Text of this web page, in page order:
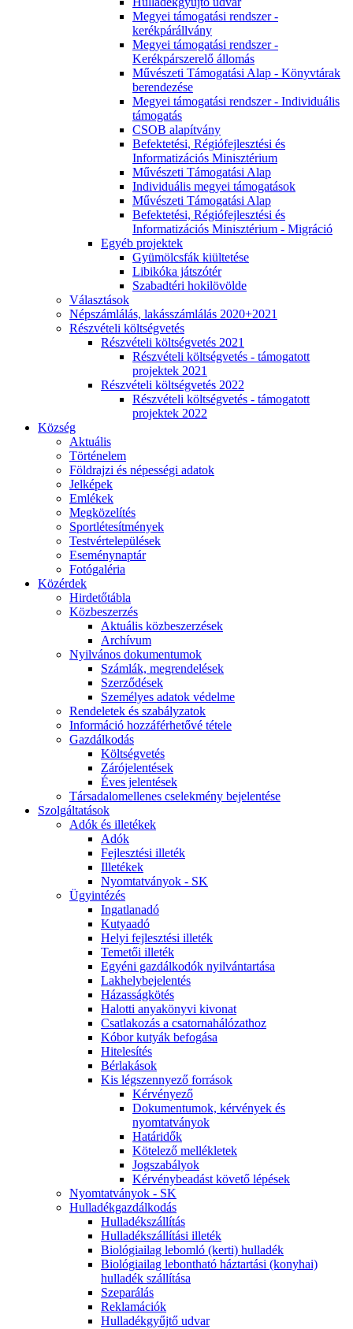
Megyei támogatási rendszer -
kerékpárállvány
Megyei támogatási rendszer -
Kerékpárszerelő állomás
Művészeti Támogatási Alap - Könyvtárak
berendezése
Megyei támogatási rendszer - Individuális
támogatás
CSOB alapítvány
Befektetési, Régiófejlesztési és
Informatizációs Minisztérium
Művészeti Támogatási Alap
Individuális megyei támogatások
Művészeti Támogatási Alap
Befektetési, Régiófejlesztési és
Informatizációs Minisztérium - Migráció
Egyéb projektek
Gyümölcsfák kiültetése
Libikóka játszótér
Szabadtéri hokilövölde
Választások
Népszámlálás, lakásszámlálás 2020+2021
Részvételi költségvetés
Részvételi költségvetés 2021
Részvételi költségvetés - támogatott
projektek 2021
Részvételi költségvetés 2022
Részvételi költségvetés - támogatott
projektek 2022
Község
Aktuális
Történelem
Földrajzi és népességi adatok
Jelképek
Emlékek
Megközelítés
Sportlétesítmények
Testvértelepülések
Eseménynaptár
Fotógaléria
Közérdek
Hirdetőtábla
Közbeszerzés
Aktuális közbeszerzések
Archívum
Nyilvános dokumentumok
Számlák, megrendelések
Szerződések
Személyes adatok védelme
Rendeletek és szabályzatok
Információ hozzáférhetővé tétele
Gazdálkodás
Költségvetés
Zárójelentések
Éves jelentések
Társadalomellenes cselekmény bejelentése
Szolgáltatások
Adók és illetékek
Adók
Fejlesztési illeték
Illetékek
Nyomtatványok - SK
Ügyintézés
Ingatlanadó
Kutyaadó
Helyi fejlesztési illeték
Temetői illeték
Egyéni gazdálkodók nyilvántartása
Lakhelybejelentés
Házasságkötés
Halotti anyakönyvi kivonat
Csatlakozás a csatornahálózathoz
Kóbor kutyák befogása
Hitelesítés
Bérlakások
Kis légszennyező források
Kérvényező
Dokumentumok, kérvények és
nyomtatványok
Határidők
Kötelező mellékletek
Jogszabályok
Kérvénybeadást követő lépések
Nyomtatványok - SK
Hulladékgazdálkodás
Hulladékszállítás
Hulladékszállítási illeték
Biológiailag lebomló (kerti) hulladék
Biológiailag lebontható háztartási (konyhai)
hulladék szállítása
Szeparálás
Reklamációk
Hulladékgyűjtő udvar